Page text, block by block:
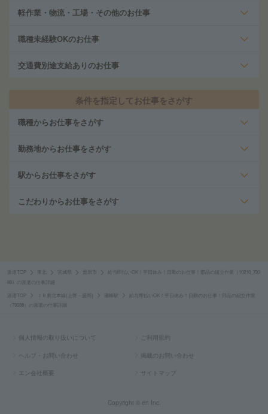
軽作業・物流・工場・その他のお仕事
職種未経験OKのお仕事
交通費別途支給ありのお仕事
条件を指定してお仕事をさがす
職種からお仕事をさがす
勤務地からお仕事をさがす
駅からお仕事をさがす
こだわりからお仕事をさがす
派遣TOP 栗原市
給与即払いOK！平日休み！日勤のお仕事！部品の組立作業（10210_793
88）の派遣の仕事詳細
派遣TOP ＪＲ東北本線(上野－盛岡) 瀬峰駅
給与即払いOK！平日休み！日勤のお仕事！部品の組立作業
（79388）の派遣の仕事詳細
個人情報の取り扱いについて ご利用規約
ヘルプ・お問い合わせ 掲載のお問い合わせ
エン会社概要 サイトマップ
Copyright © en Inc.